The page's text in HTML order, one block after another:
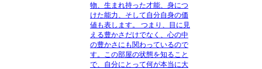
物、生まれ持った才能、身につ
けた能力、そして自分自身の価
値も表します。 つまり、目に見
える豊かさだけでなく、心の中
の豊かさにも関わっているので
す。この部屋の状態を知ること
で、自分にとって何が本当に大